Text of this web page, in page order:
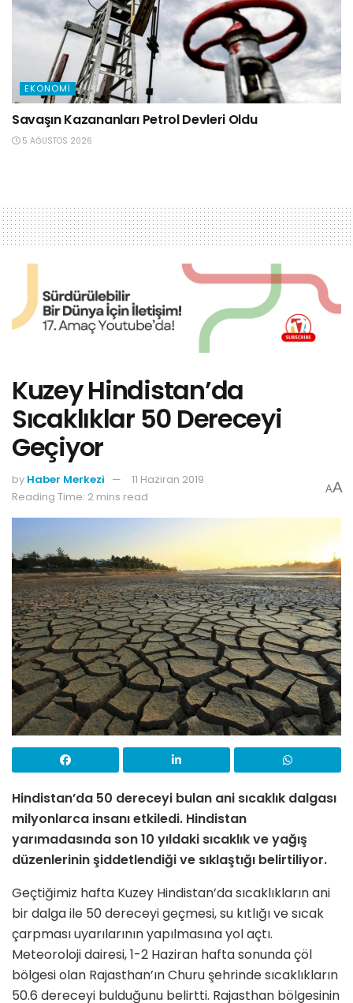
EKONOMI
Savaşın Kazananları Petrol Devleri Oldu
5 AĞUSTOS 2026
Kuzey Hindistan’da
Sıcaklıklar 50 Dereceyi
Geçiyor
by Haber Merkezi
11 Haziran 2019
Reading Time: 2 mins read
AA
Hindistan’da 50 dereceyi bulan ani sıcaklık dalgası
milyonlarca insanı etkiledi. Hindistan
yarımadasında son 10 yıldaki sıcaklık ve yağış
düzenlerinin şiddetlendiği ve sıklaştığı belirtiliyor.
Geçtiğimiz hafta Kuzey Hindistan’da sıcaklıkların ani
bir dalga ile 50 dereceyi geçmesi, su kıtlığı ve sıcak
çarpması uyarılarının yapılmasına yol açtı.
Meteoroloji dairesi, 1-2 Haziran hafta sonunda çöl
bölgesi olan Rajasthan’ın Churu şehrinde sıcaklıkların
50.6 dereceyi bulduğunu belirtti. Rajasthan bölgesinin